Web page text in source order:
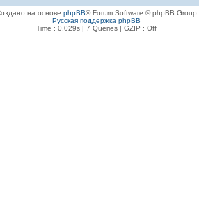
на основе phpBB® Forum Software © phpBB Group
Русская поддержка phpBB
Time : 0.029s | 7 Queries | GZIP : Off